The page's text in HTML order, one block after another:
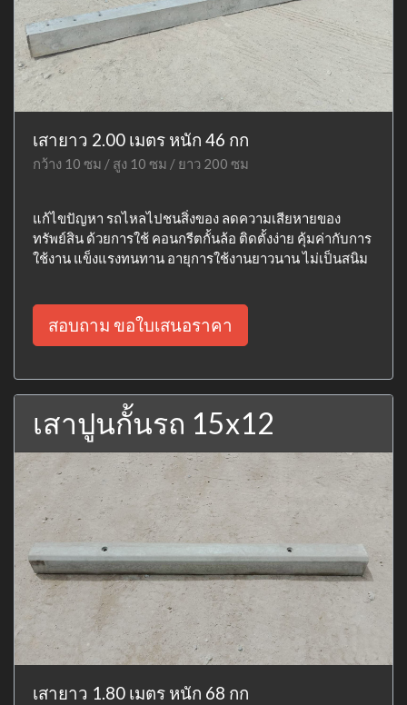
เสายาว 2.00 เมตร หนัก 46 กก
กว้าง 10 ซม / สูง 10 ซม / ยาว 200 ซม
แก้ไขปัญหา รถไหลไปชนสิ่งของ ลดความเสียหายของ
ทรัพย์สิน ด้วยการใช้ คอนกรีตกั้นล้อ ติดตั้งง่าย คุ้มค่ากับการ
ใช้งาน แข็งแรงทนทาน อายุการใช้งานยาวนาน ไม่เป็นสนิม
สอบถาม ขอใบเสนอราคา
เสาปูนกั้นรถ 15x12
เสายาว 1.80 เมตร หนัก 68 กก